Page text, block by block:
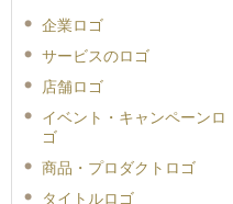
企業ロゴ
サービスのロゴ
店舗ロゴ
イベント・キャンペーンロ
ゴ
商品・プロダクトロゴ
タイトルロゴ